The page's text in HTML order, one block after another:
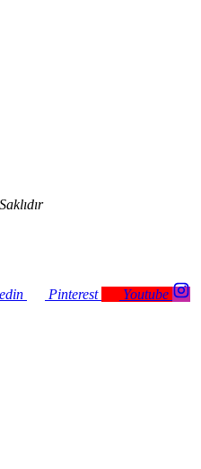
Pinterest
Youtube